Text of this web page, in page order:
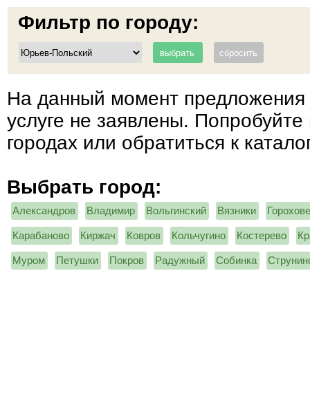
Фильтр по городу:
На данный момент предложения
услуге не заявлены. Попробуйте
городах или обратиться к
Выбрать город:
Александров Владимир Вольгинский Вязники
Карабаново Киржач Ковров Кольчугино Костерево
Муром Петушки Покров Радужный Собинка